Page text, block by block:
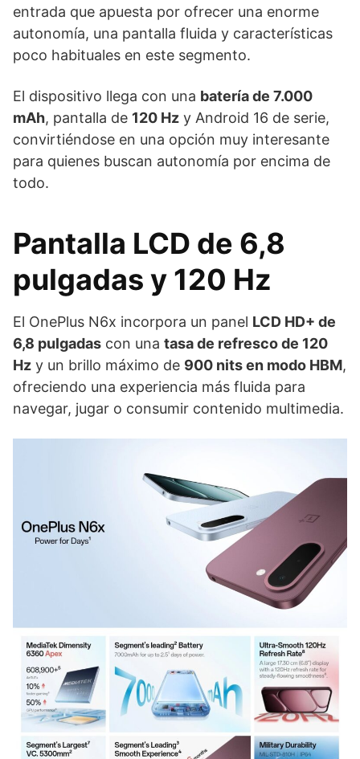
entrada que apuesta por ofrecer una enorme
autonomía, una pantalla fluida y características
poco habituales en este segmento.
El dispositivo llega con una batería de 7.000
mAh, pantalla de 120 Hz y Android 16 de serie,
convirtiéndose en una opción muy interesante
para quienes buscan autonomía por encima de
todo.
Pantalla LCD de 6,8
pulgadas y 120 Hz
El OnePlus N6x incorpora un panel LCD HD+ de
6,8 pulgadas con una tasa de refresco de 120
Hz y un brillo máximo de 900 nits en modo HBM,
ofreciendo una experiencia más fluida para
navegar, jugar o consumir contenido multimedia.